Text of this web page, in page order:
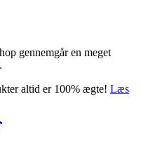
gennemgår en meget
altid er 100% ægte! Læs